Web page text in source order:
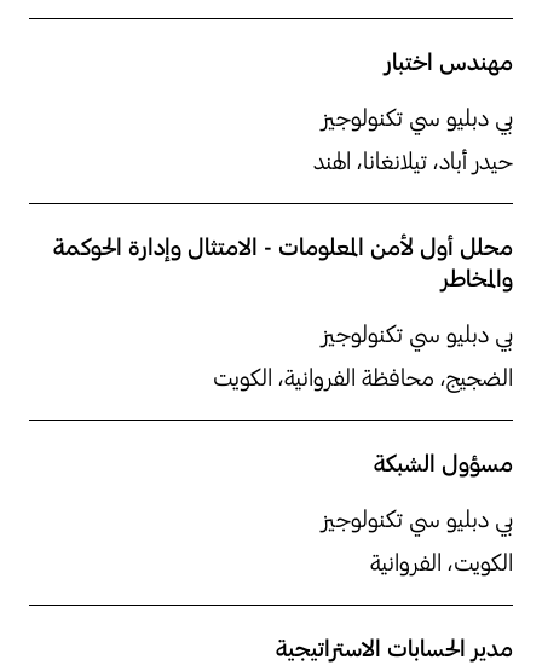
مهندس اختبار
بي دبليو سي تكنولوجيز
حيدر أباد، تيلانغانا، الهند
محلل أول لأمن المعلومات - الامتثال وإدارة الحوكمة
والمخاطر
بي دبليو سي تكنولوجيز
الضجيج، محافظة الفروانية، الكويت
مسؤول الشبكة
بي دبليو سي تكنولوجيز
الكويت، الفروانية
مدير الحسابات الاستراتيجية